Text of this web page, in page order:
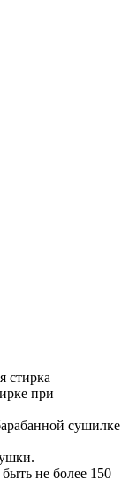
стирка
при
сушилке
не более 150